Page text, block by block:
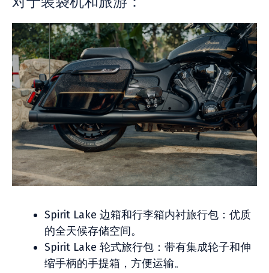
Spirit Lake 边箱和行李箱内衬旅行包：优质
的全天候存储空间。
Spirit Lake 轮式旅行包：带有集成轮子和伸
缩手柄的手提箱，方便运输。